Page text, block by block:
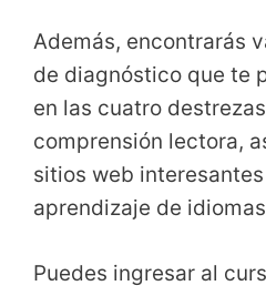
Además, encontrarás
de diagnóstico que te
en las cuatro
comprensión lectora,
sitios web
aprendizaje de
Puedes ingresar al